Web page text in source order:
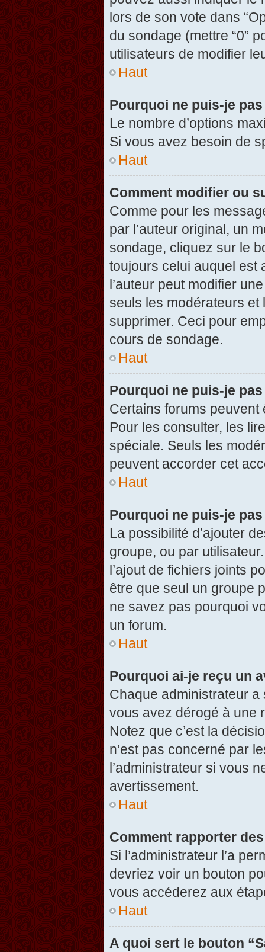
lors de son vote dans
du sondage (mettre “0”
utilisateurs de modifier
Haut
Pourquoi ne puis-je
Le nombre d’options
Si vous avez besoin de
Haut
Comment modifier ou
Comme pour les
par l’auteur original, un
sondage, cliquez sur le
toujours celui auquel est
l’auteur peut modifier
seuls les modérateurs et
supprimer. Ceci pour
cours de sondage.
Haut
Pourquoi ne puis-je
Certains forums
Pour les consulter, les
spéciale. Seuls les
peuvent accorder cet
Haut
Pourquoi ne puis-je
La possibilité d’ajouter
groupe, ou par
l’ajout de fichiers joints
être que seul un groupe
ne savez pas pourquoi
un forum.
Haut
Pourquoi ai-je reçu un
Chaque administrateur
vous avez dérogé à une
Notez que c’est la
n’est pas concerné par
l’administrateur si vous
avertissement.
Haut
Comment rapporter
Si l’administrateur l’a
devriez voir un bouton
vous accéderez aux
Haut
A quoi sert le bouton